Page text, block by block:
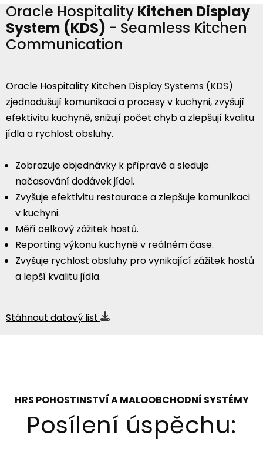
Oracle Hospitality Kitchen Display
System (KDS) - Seamless Kitchen
Communication
Oracle Hospitality Kitchen Display Systems (KDS)
zjednodušují komunikaci a procesy v kuchyni, zvyšují
efektivitu kuchyně, snižují počet chyb a zlepšují kvalitu
jídla a rychlost obsluhy.
Zobrazuje objednávky k přípravě a sleduje
načasování dodávek jídel.
Zvyšuje efektivitu restaurace a zlepšuje komunikaci
v kuchyni.
Měří celkový zážitek hostů.
Reporting výkonu kuchyně v reálném čase.
Zvyšuje rychlost obsluhy pro vynikající zážitek hostů
a lepší kvalitu jídla.
Stáhnout datový list
HRS POHOSTINSTVÍ A MALOOBCHODNÍ SYSTÉMY
Posílení úspěchu: